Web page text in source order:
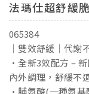
法瑪仕超舒緩
065384
｜雙效舒緩｜代謝
•全新3效配方 –
內外調理，舒緩不
•脯氨酸(一種氨基